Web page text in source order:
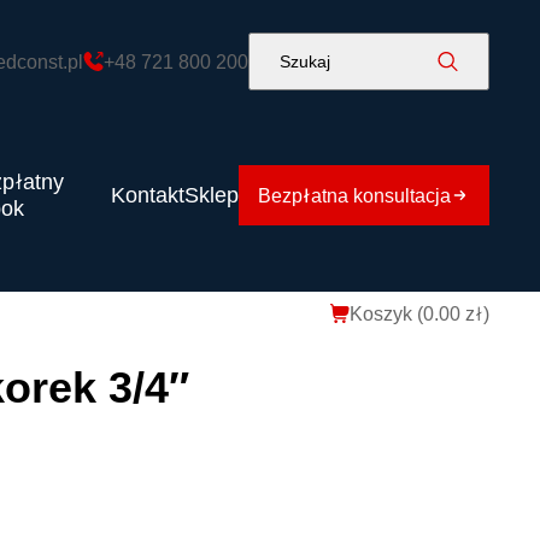
+48 721 800 200 Szukaj
KontaktSklep Bezpłatna konsultacja
Koszyk (0.00 zł)
3/4″